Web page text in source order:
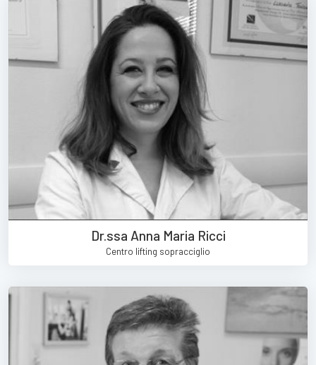
Dr.ssa Anna Maria Ricci
Centro lifting sopracciglio